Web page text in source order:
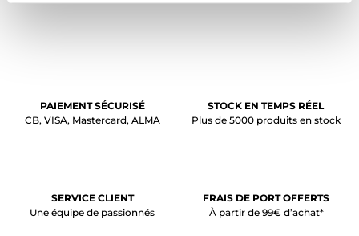
PAIEMENT SÉCURISÉ
CB, VISA, Mastercard, ALMA
STOCK EN TEMPS RÉEL
Plus de 5000 produits en stock
SERVICE CLIENT
Une équipe de passionnés
FRAIS DE PORT OFFERTS
À partir de 99€ d’achat*